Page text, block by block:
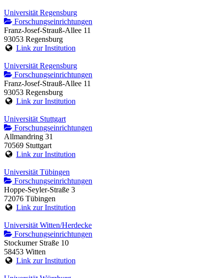
Universität Regensburg
Forschungseinrichtungen
Franz-Josef-Strauß-Allee 11
93053 Regensburg
Link zur Institution
Universität Regensburg
Forschungseinrichtungen
Franz-Josef-Strauß-Allee 11
93053 Regensburg
Link zur Institution
Universität Stuttgart
Forschungseinrichtungen
Allmandring 31
70569 Stuttgart
Link zur Institution
Universität Tübingen
Forschungseinrichtungen
Hoppe-Seyler-Straße 3
72076 Tübingen
Link zur Institution
Universität Witten/Herdecke
Forschungseinrichtungen
Stockumer Straße 10
58453 Witten
Link zur Institution